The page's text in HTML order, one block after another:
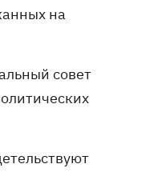
на
совет